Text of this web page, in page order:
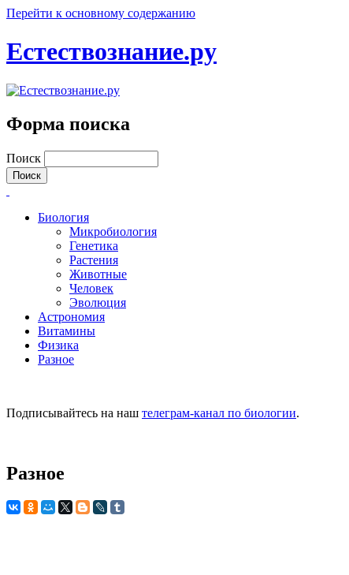
Перейти к основному содержанию
Естествознание.ру
Форма поиска
Поиск
Биология
Микробиология
Генетика
Растения
Животные
Человек
Эволюция
Астрономия
Витамины
Физика
Разное
Подписывайтесь на наш телеграм-канал по биологии.
Разное